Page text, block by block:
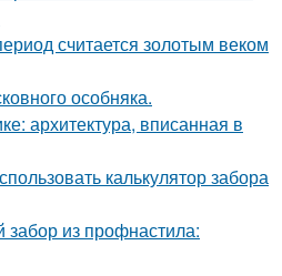
считается золотым веком
особняка.
архитектура, вписанная в
калькулятор забора
забор из профнастила: